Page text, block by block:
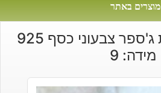
מוצרים באתר
טבעת משובצת ג'ספר צבעוני כסף 925
מידה: 9